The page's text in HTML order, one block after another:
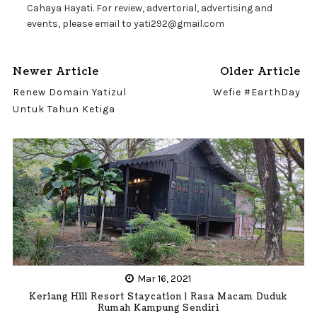
Cahaya Hayati. For review, advertorial, advertising and
events, please email to yati292@gmail.com
Newer Article
Renew Domain Yatizul
Untuk Tahun Ketiga
Older Article
Wefie #EarthDay
Mar 16, 2021
Keriang Hill Resort Staycation | Rasa Macam Duduk
Rumah Kampung Sendiri